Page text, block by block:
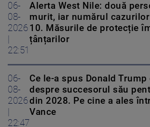
06-
08-
2026
22:51
Alerta West Nile: două
murit, iar numărul
10. Măsurile de protecție
țânțarilor
06-
08-
2026
22:47
Ce le-a spus Donald
despre succesorul său
din 2028. Pe cine a ales
Vance